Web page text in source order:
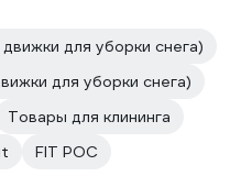
для уборки снега)
для уборки снега)
Товары для клининга
FIT РОС